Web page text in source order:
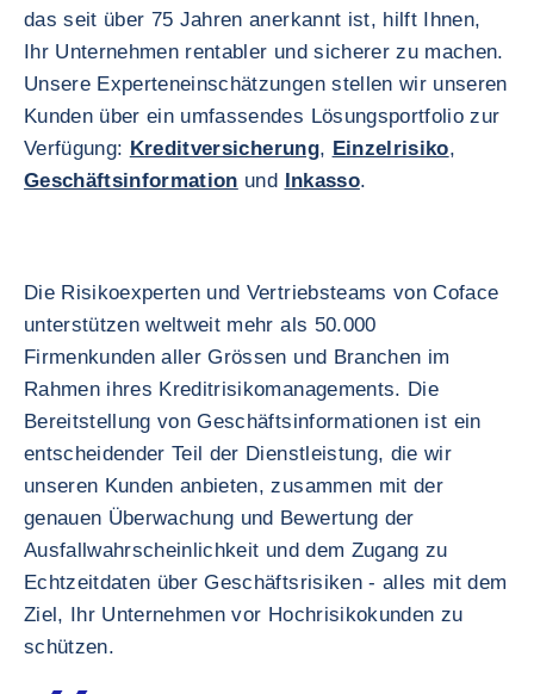
das seit über 75 Jahren anerkannt ist, hilft Ihnen,
Ihr Unternehmen rentabler und sicherer zu machen.
Unsere Experteneinschätzungen stellen wir unseren
Kunden über ein umfassendes Lösungsportfolio zur
Verfügung: Kreditversicherung, Einzelrisiko,
Geschäftsinformation und Inkasso.
Die Risikoexperten und Vertriebsteams von Coface
unterstützen weltweit mehr als 50.000
Firmenkunden aller Grössen und Branchen im
Rahmen ihres Kreditrisikomanagements. Die
Bereitstellung von Geschäftsinformationen ist ein
entscheidender Teil der Dienstleistung, die wir
unseren Kunden anbieten, zusammen mit der
genauen Überwachung und Bewertung der
Ausfallwahrscheinlichkeit und dem Zugang zu
Echtzeitdaten über Geschäftsrisiken - alles mit dem
Ziel, Ihr Unternehmen vor Hochrisikokunden zu
schützen.